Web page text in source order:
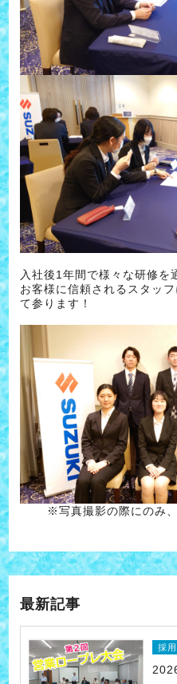
入社後1年間で様々な研修を
お客様に信頼されるスタッ
て参ります！
※写真撮影の際にのみ
最新記事
採